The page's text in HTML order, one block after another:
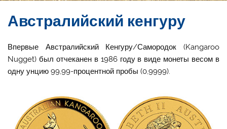
Австралийский кенгуру
Впервые Австралийский Кенгуру/Самородок (Kangaroo
Nugget) был отчеканен в 1986 году в виде монеты весом в
одну унцию 99,99-процентной пробы (0,9999).